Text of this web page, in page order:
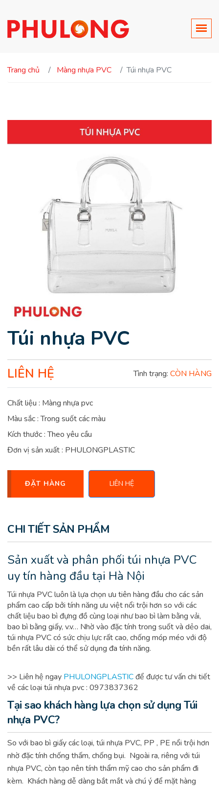
Trang chủ Màng nhựa PVC Túi nhựa PVC
Túi nhựa PVC
LIÊN HỆ Tình trạng: CÒN HÀNG
Chất liệu : Màng nhựa pvc
Màu sắc : Trong suốt các màu
Kích thước : Theo yêu cầu
Đơn vị sản xuất : PHULONGPLASTIC
ĐẶT HÀNG LIÊN HỆ
CHI TIẾT SẢN PHẨM
Sản xuất và phân phối túi nhựa PVC
uy tín hàng đầu tại Hà Nội
Túi nhựa PVC luôn là lựa chọn ưu tiên hàng đầu cho các sản
phẩm cao cấp bởi tính năng ưu việt nổi trội hơn so với các
chất liệu bao bì đựng đồ cùng loại như bao bì làm bằng vải,
bao bì bằng giấy, v.v… Nhờ vào đặc tính trong suốt và dẻo dai,
túi nhựa PVC có sức chịu lực rất cao, chống móp méo với độ
bền rất lâu dài có thể sử dụng đa tính năng.
>> Liên hệ ngay PHULONGPLASTICđể được tư vấn chi tiết
về các loại túi nhựa pvc : 0973837362
Tại sao khách hàng lựa chọn sử dụng Túi
nhựa PVC?
So với bao bì giấy các loại, túi nhựa PVC, PP , PE nổi trội hơn
nhờ đặc tính chống thấm, chống bụi. Ngoài ra, riêng với túi
nhựa PVC, còn tạo nên tính thẩm mỹ cao cho sản phẩm đi
kèm. Khách hàng dễ dàng bắt mắt và chú ý để mặt hàng